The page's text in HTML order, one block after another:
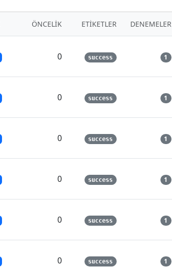
ÖNCELIK ETIKETLER DENEMELER
0 success 1
0 success 1
0 success 1
0 success 1
0 success 1
0 success 1